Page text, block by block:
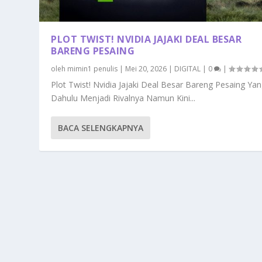
PLOT TWIST! NVIDIA JAJAKI DEAL BESAR
BARENG PESAING
oleh mimin1 penulis | Mei 20, 2026 | DIGITAL | 0 |
Plot Twist! Nvidia Jajaki Deal Besar Bareng Pesaing
Dahulu Menjadi Rivalnya Namun Kini...
BACA SELENGKAPNYA